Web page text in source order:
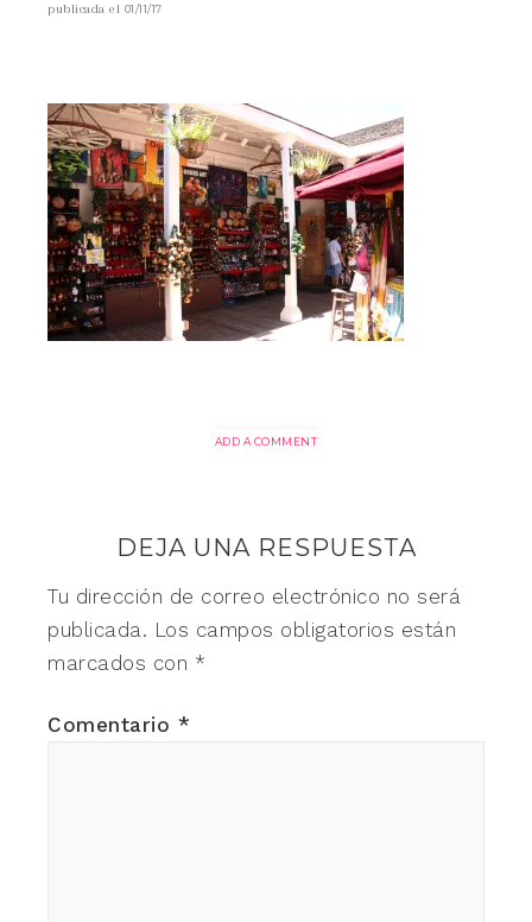
publicada el 01/11/17
ADD A COMMENT
DEJA UNA RESPUESTA
Tu dirección de correo electrónico no será
publicada. Los campos obligatorios están
marcados con *
Comentario *